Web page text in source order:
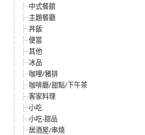
中式餐館
主題餐廳
丼飯
便當
其他
冰品
咖哩/豬排
咖啡廳/甜點/下午茶
客家料理
小吃
小吃-甜品
居酒屋/串燒